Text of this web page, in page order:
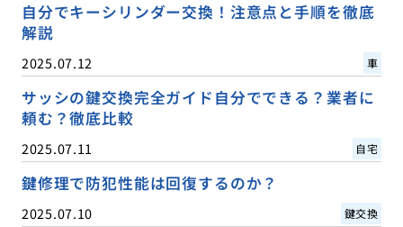
自分でキーシリンダー交換！注意点と手順を徹底
解説
2025.07.12 車
サッシの鍵交換完全ガイド自分でできる？業者に
頼む？徹底比較
2025.07.11 自宅
鍵修理で防犯性能は回復するのか？
2025.07.10 鍵交換